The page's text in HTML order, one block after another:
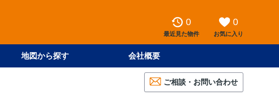
0
最近見た物件
0
お気に入り
地図から探す 会社概要
ご相談・お問い合わせ